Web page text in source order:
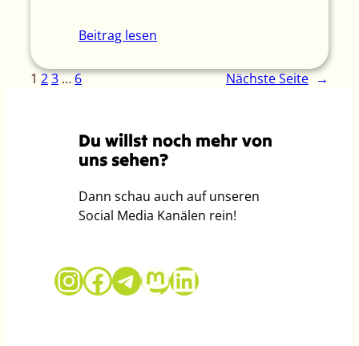
Beitrag lesen
1 23…6 Nächste Seite →
Du willst noch mehr von
uns sehen?
Dann schau auch auf unseren
Social Media Kanälen rein!
Guter Grund auf Instagram
Guter Grund auf Facebook
Telegram
Mastodon
LinkedIn